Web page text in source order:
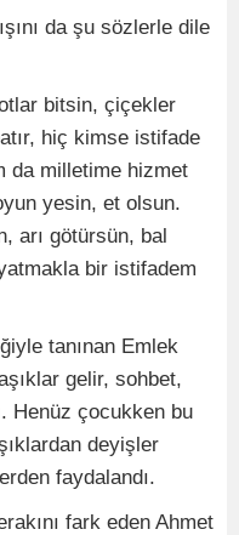
da şu sözlerle dile
bitsin, çiçekler
hiç kimse istifade
da milletime hizmet
yesin, et olsun.
arı götürsün, bal
bir istifadem
tanınan Emlek
gelir, sohbet,
Henüz çocukken bu
deyişler
faydalandı.
fark eden Ahmet